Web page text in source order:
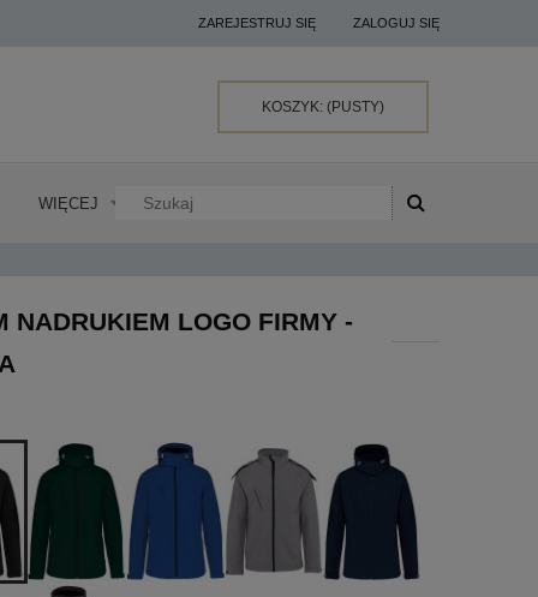
ZAREJESTRUJ SIĘ ZALOGUJ SIĘ
KOSZYK: (PUSTY)
WIĘCEJ
NADRUKIEM LOGO FIRMY -